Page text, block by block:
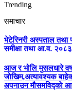
Trending
समाचार
भेटेरिनरी अस्पताल तथा
समीक्षा तथा आ.व.
आज र भोलि मुसलधारे
जोखिम,अत्यावश्यक
अपनाउन मौसमविद्काे